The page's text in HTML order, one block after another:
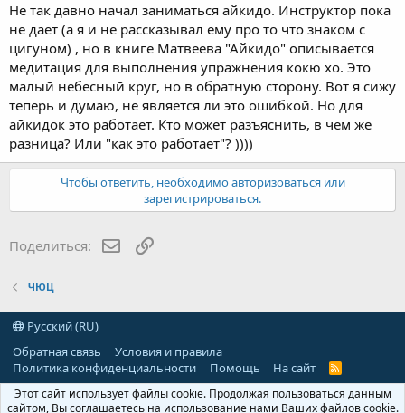
Не так давно начал заниматься айкидо. Инструктор пока
не дает (а я и не рассказывал ему про то что знаком с
цигуном) , но в книге Матвеева "Айкидо" описывается
медитация для выполнения упражнения кокю хо. Это
малый небесный круг, но в обратную сторону. Вот я сижу
теперь и думаю, не является ли это ошибкой. Но для
айкидок это работает. Кто может разъяснить, в чем же
разница? Или "как это работает"? ))))
Чтобы ответить, необходимо авторизоваться или
зарегистрироваться.
Поделиться: E-mail
ЧЮЦ
Русский (RU)
Обратная связь
Условия и правила
Политика конфиденциальности
Помощь На сайт
R
S
Этот сайт использует файлы cookie. Продолжая пользоваться данным
сайтом, Вы соглашаетесь на использование нами Ваших файлов cookie.